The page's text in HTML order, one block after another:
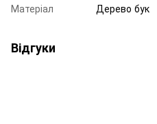
Матеріал
Дерево бук
Відгуки